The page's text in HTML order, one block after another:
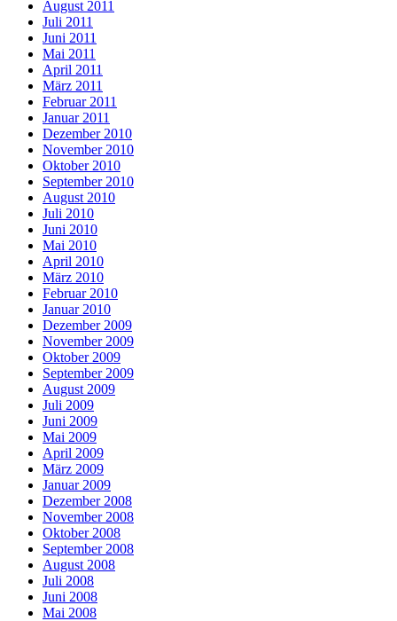
August 2011
Juli 2011
Juni 2011
Mai 2011
April 2011
März 2011
Februar 2011
Januar 2011
Dezember 2010
November 2010
Oktober 2010
September 2010
August 2010
Juli 2010
Juni 2010
Mai 2010
April 2010
März 2010
Februar 2010
Januar 2010
Dezember 2009
November 2009
Oktober 2009
September 2009
August 2009
Juli 2009
Juni 2009
Mai 2009
April 2009
März 2009
Januar 2009
Dezember 2008
November 2008
Oktober 2008
September 2008
August 2008
Juli 2008
Juni 2008
Mai 2008